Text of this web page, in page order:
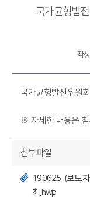
국가균형발
작
국가균형발전위원
※ 자세한 내용은
첨부파일
190625_(보도
최.hwp